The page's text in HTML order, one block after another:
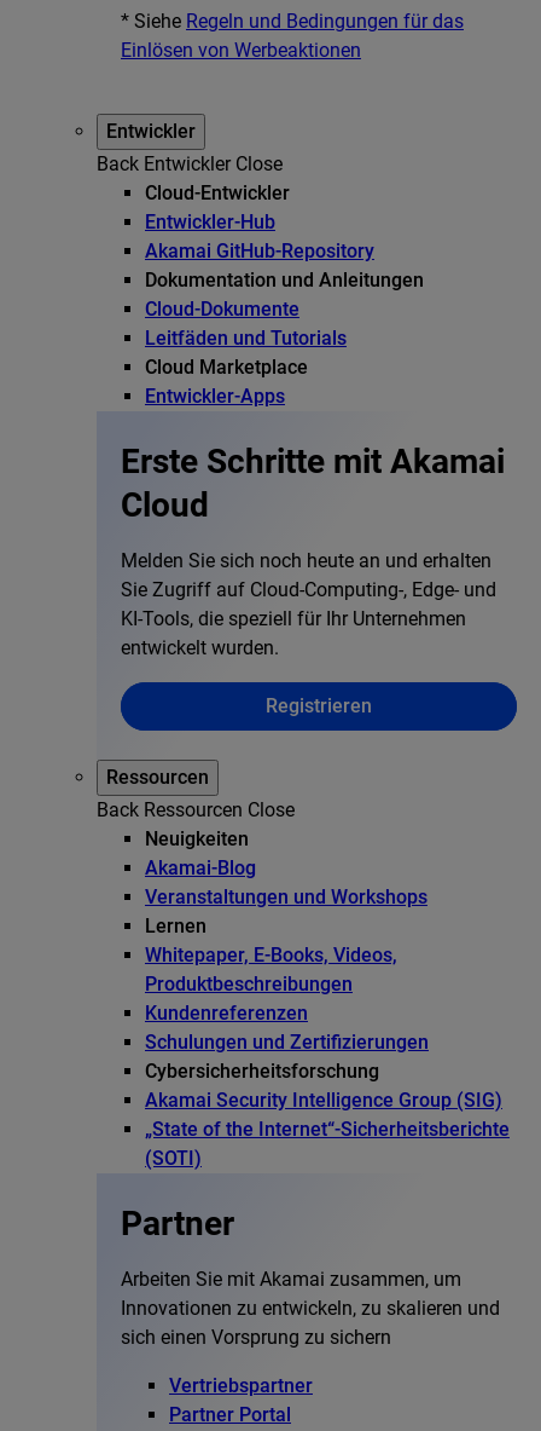
* Siehe Regeln und Bedingungen für das
Einlösen von Werbeaktionen
Entwickler
Back Entwickler Close
Cloud-Entwickler
Entwickler-Hub
Akamai GitHub-Repository
Dokumentation und Anleitungen
Cloud-Dokumente
Leitfäden und Tutorials
Cloud Marketplace
Entwickler-Apps
Erste Schritte mit Akamai
Cloud
Melden Sie sich noch heute an und erhalten
Sie Zugriff auf Cloud-Computing-, Edge- und
KI-Tools, die speziell für Ihr Unternehmen
entwickelt wurden.
Registrieren
Ressourcen
Back Ressourcen Close
Neuigkeiten
Akamai-Blog
Veranstaltungen und Workshops
Lernen
Whitepaper, E-Books, Videos,
Produktbeschreibungen
Kundenreferenzen
Schulungen und Zertifizierungen
Cybersicherheitsforschung
Akamai Security Intelligence Group (SIG)
„State of the Internet“-Sicherheitsberichte
(SOTI)
Partner
Arbeiten Sie mit Akamai zusammen, um
Innovationen zu entwickeln, zu skalieren und
sich einen Vorsprung zu sichern
Vertriebspartner
Partner Portal